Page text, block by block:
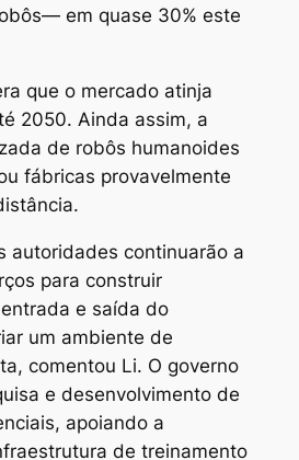
em quase 30% este
que o mercado atinja
2050. Ainda assim, a
de robôs humanoides
fábricas provavelmente
autoridades continuarão a
para construir
e saída do
um ambiente de
comentou Li. O governo
e desenvolvimento de
apoiando a
de treinamento